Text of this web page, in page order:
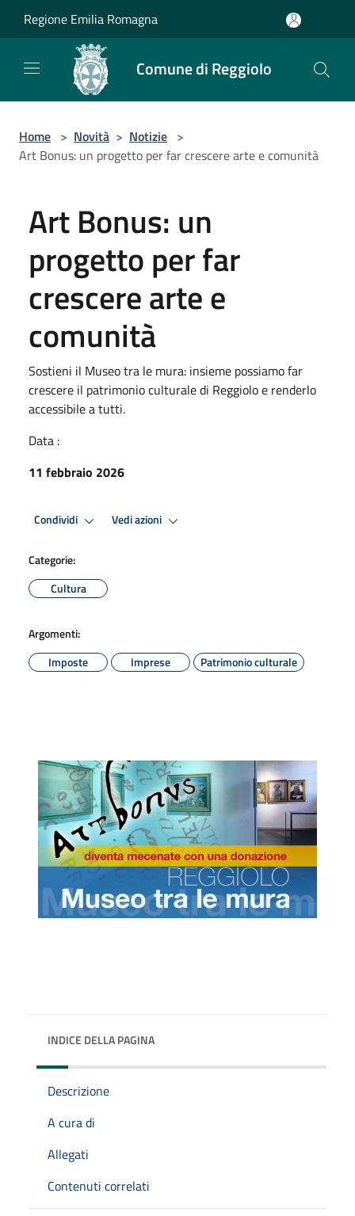
Regione Emilia Romagna
Comune di Reggiolo
Home > Novità > Notizie >
Art Bonus: un progetto per far crescere arte e comunità
Art Bonus: un
progetto per far
crescere arte e
comunità
Sostieni il Museo tra le mura: insieme possiamo far
crescere il patrimonio culturale di Reggiolo e renderlo
accessibile a tutti.
Data :
11 febbraio 2026
Condividi Vedi azioni
Categorie:
Cultura
Argomenti:
Imposte
Imprese Patrimonio culturale
INDICE DELLA PAGINA
Descrizione
A cura di
Allegati
Contenuti correlati